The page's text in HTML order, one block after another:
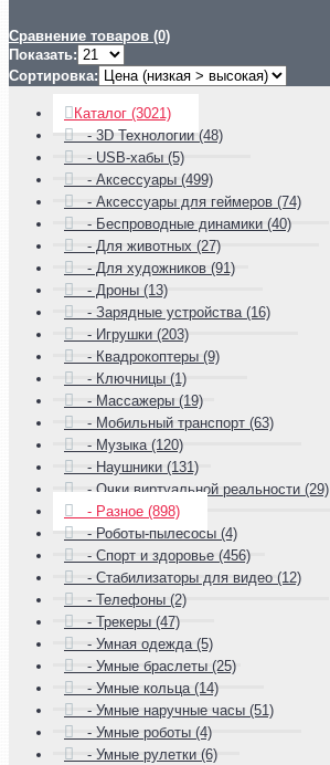
Сравнение товаров (0)
Показать:
Сортировка:
Каталог (3021)
- 3D Технологии (48)
- USB-хабы (5)
- Аксессуары (499)
- Аксессуары для геймеров (74)
- Беспроводные динамики (40)
- Для животных (27)
- Для художников (91)
- Дроны (13)
- Зарядные устройства (16)
- Игрушки (203)
- Квадрокоптеры (9)
- Ключницы (1)
- Массажеры (19)
- Мобильный транспорт (63)
- Музыка (120)
- Наушники (131)
- Очки виртуальной реальности (29)
- Разное (898)
- Роботы-пылесосы (4)
- Спорт и здоровье (456)
- Стабилизаторы для видео (12)
- Телефоны (2)
- Трекеры (47)
- Умная одежда (5)
- Умные браслеты (25)
- Умные кольца (14)
- Умные наручные часы (51)
- Умные роботы (4)
- Умные рулетки (6)